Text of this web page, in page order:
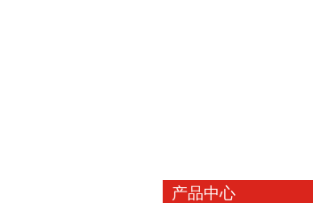
产品中心